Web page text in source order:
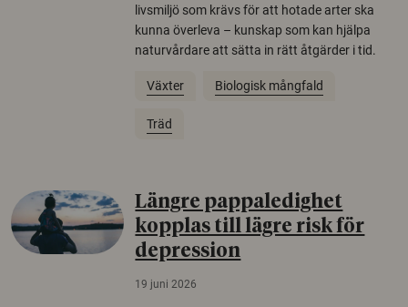
livsmiljö som krävs för att hotade arter ska
kunna överleva – kunskap som kan hjälpa
naturvårdare att sätta in rätt åtgärder i tid.
Växter Biologisk mångfald
Träd
Längre pappaledighet
kopplas till lägre risk för
depression
19 juni 2026